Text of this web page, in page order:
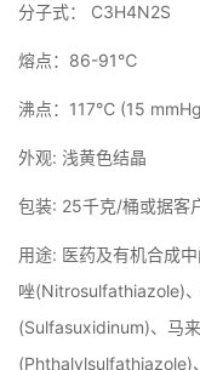
分子式： C3H4N2S
熔点：86-91℃
沸点：117℃ (15
外观: 浅黄色结晶
包装: 25千克/桶或据客
用途: 医药及有机合成
唑(Nitrosulfathiazole)
(Sulfasuxidinum)、马
(Phthalylsulfathiazole)